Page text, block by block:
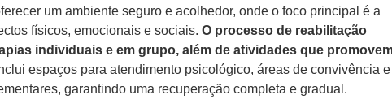
um ambiente seguro e acolhedor, onde o foco principal é a
físicos, emocionais e sociais. O processo de reabilitação
individuais e em grupo, além de atividades que
espaços para atendimento psicológico, áreas de convivência e
garantindo uma recuperação completa e gradual.